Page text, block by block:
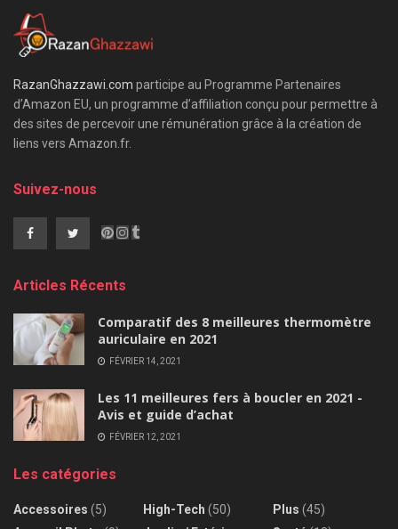
RazanGhazzawi.com participe au Programme Partenaires
d’Amazon EU, un programme d’affiliation conçu pour permettre à
des sites de percevoir une rémunération grâce à la création de
liens vers Amazon.fr.
Suivez-nous
Articles Récents
Comparatif des 8 meilleures thermomètre
auriculaire en 2021
FÉVRIER 14, 2021
Les 11 meilleures fers à boucler en 2021 -
Avis et guide d’achat
FÉVRIER 12, 2021
Les catégories
Accessoires (5)
High-Tech (50)
Plus (45)